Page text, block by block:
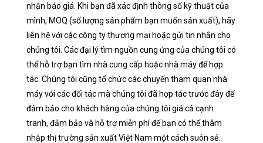
nhận báo giá. Khi bạn đã xác định thông số kỹ thuật của
mình, MOQ (số lượng sản phẩm bạn muốn sản xuất), hãy
liên hệ với các công ty thương mại hoặc gửi tin nhắn cho
chúng tôi. Các đại lý tìm nguồn cung ứng của chúng tôi có
thể hỗ trợ bạn tìm nhà cung cấp hoặc nhà máy để hợp
tác. Chúng tôi cũng tổ chức các chuyến tham quan nhà
máy với các đối tác mà chúng tôi đã hợp tác trước đây để
đảm bảo cho khách hàng của chúng tôi giá cả cạnh
tranh, đảm bảo và hỗ trợ miễn phí để bạn có thể thâm
nhập thị trường sản xuất Việt Nam một cách suôn sẻ.